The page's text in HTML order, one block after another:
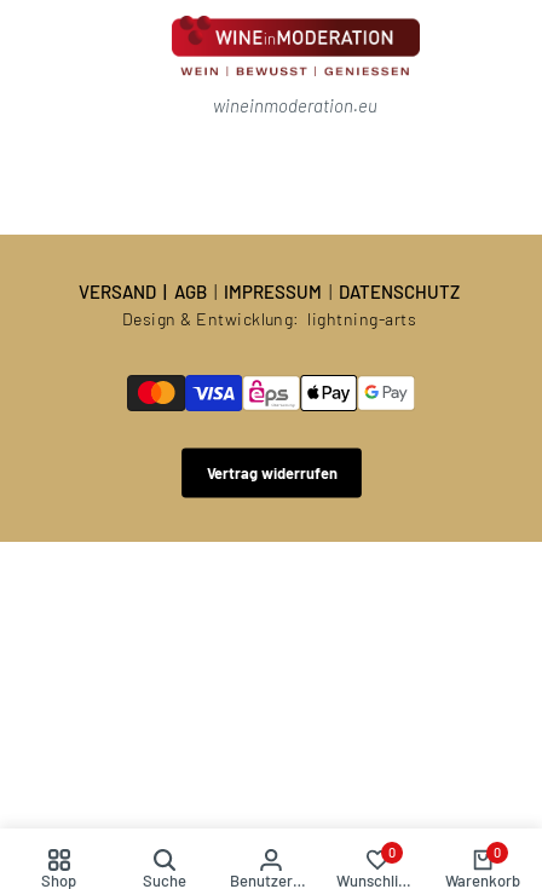
wineinmoderation.eu
VERSAND AGB IMPRESSUM DATENSCHUTZ
Design & Entwicklung: lightning-arts
Vertrag widerrufen
Shop Suche Benutzerkonto
0
Wunschliste
0
Warenkorb